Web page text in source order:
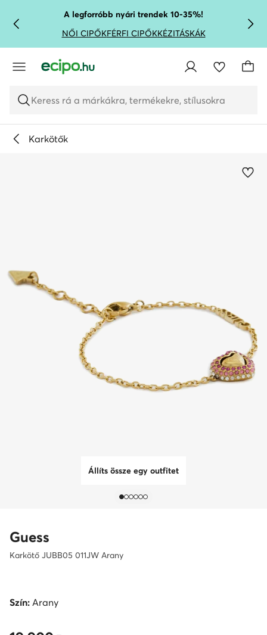
UGRÁS A FŐ TARTALOMRA
UGRÁS A KERESÉSHEZA legforróbb nyári trendek 10-35%!
NŐI CIPŐKFÉRFI CIPŐKKÉZITÁSKÁK
Keress rá a márkákra, termékekre, stílusokra
Karkötők
Állíts össze egy outfitet
Guess
Karkötő JUBB05 011JW Arany
Szín: Arany